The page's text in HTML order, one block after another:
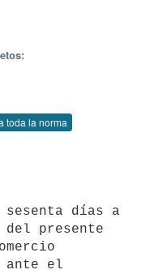
toda la norma
presente
ante el